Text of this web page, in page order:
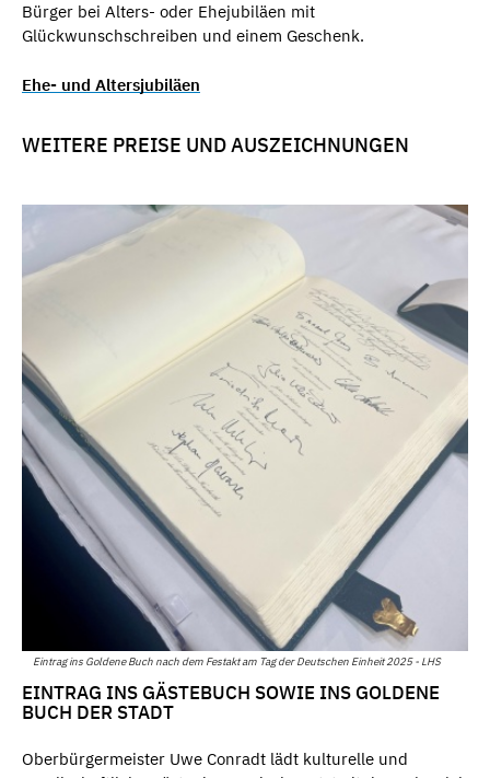
Bürger bei Alters- oder Ehejubiläen mit
Glückwunschschreiben und einem Geschenk.
Ehe- und Altersjubiläen
WEITERE PREISE UND AUSZEICHNUNGEN
Eintrag ins Goldene Buch nach dem Festakt am Tag der Deutschen Einheit 2025 - LHS
EINTRAG INS GÄSTEBUCH SOWIE INS GOLDENE
BUCH DER STADT
Oberbürgermeister Uwe Conradt lädt kulturelle und